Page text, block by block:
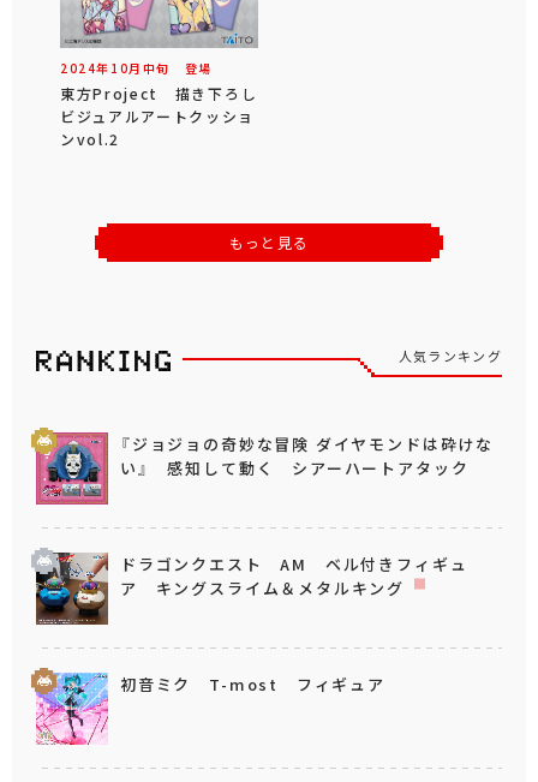
2024年 10月 中旬 登場
東方Project 描き下ろし
ビジュアルアートクッショ
ンvol.2
もっと見る
人気ランキング
『ジョジョの奇妙な冒険 ダイヤモンドは砕けな
い』 感知して動く シアーハートアタック
ドラゴンクエスト AM ベル付きフィギュ
ア キングスライム＆メタルキング
初音ミク T-most フィギュア